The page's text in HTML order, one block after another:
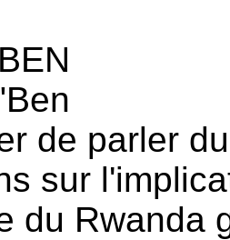
de parler
sur
du Rwanda